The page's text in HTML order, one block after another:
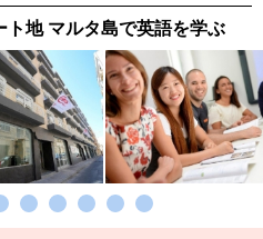
地 マルタ島で英語を学ぶ